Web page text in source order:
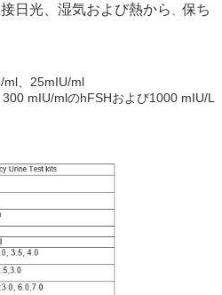
日光、湿気および熱から 、 保ち
ml、25mIU/ml
mIU/mlのhFSHおよび1000 mIU/L